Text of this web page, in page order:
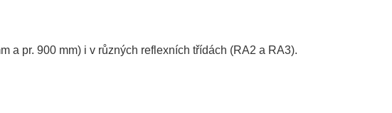
a pr. 900 mm) i v různých reflexních třídách (RA2 a RA3).